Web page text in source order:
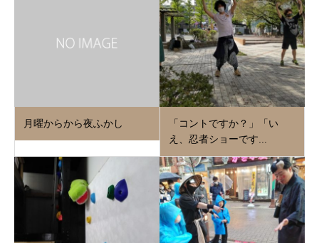
月曜からから夜ふかし
「コントですか？」「い
え、忍者ショーです...